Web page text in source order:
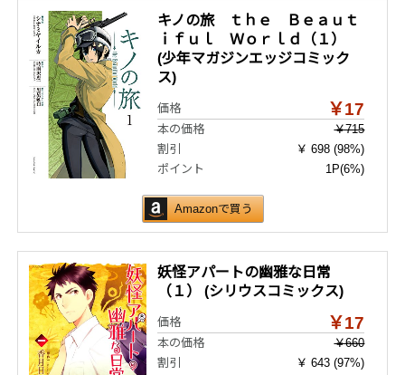
キノの旅 ｔｈｅ Ｂｅａｕｔ
ｉｆｕｌ Ｗｏｒｌｄ（１）
(少年マガジンエッジコミック
ス)
価格 ￥17
本の価格
￥715
割引
￥ 698 (98%)
ポイント
1P(6%)
Amazonで買う
妖怪アパートの幽雅な日常
（１） (シリウスコミックス)
価格 ￥17
本の価格
￥660
割引
￥ 643 (97%)